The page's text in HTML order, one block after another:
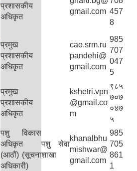
प्रशासकीय
अधिकृत
gmail.com 457
8
प्रमुख
प्रशासकीय
अधिकृत
cao.srm.ru
pandehi@
gmail.com
985
707
047
5
प्रमुख
प्रशासकीय
अधिकृत
kshetri.vpn
@gmail.co
m
९८५
७०७
०४७
५
पशु विकास
अधिकृत
(आठौं) (सूचना
अधिकारी)
पशु सेवा
शाखा
khanalbhu
mishwar@
gmail.com
985
705
861
1